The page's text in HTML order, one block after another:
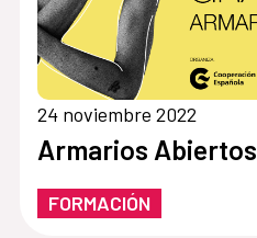
24 noviembre 2022
Armarios Abiertos
FORMACIÓN